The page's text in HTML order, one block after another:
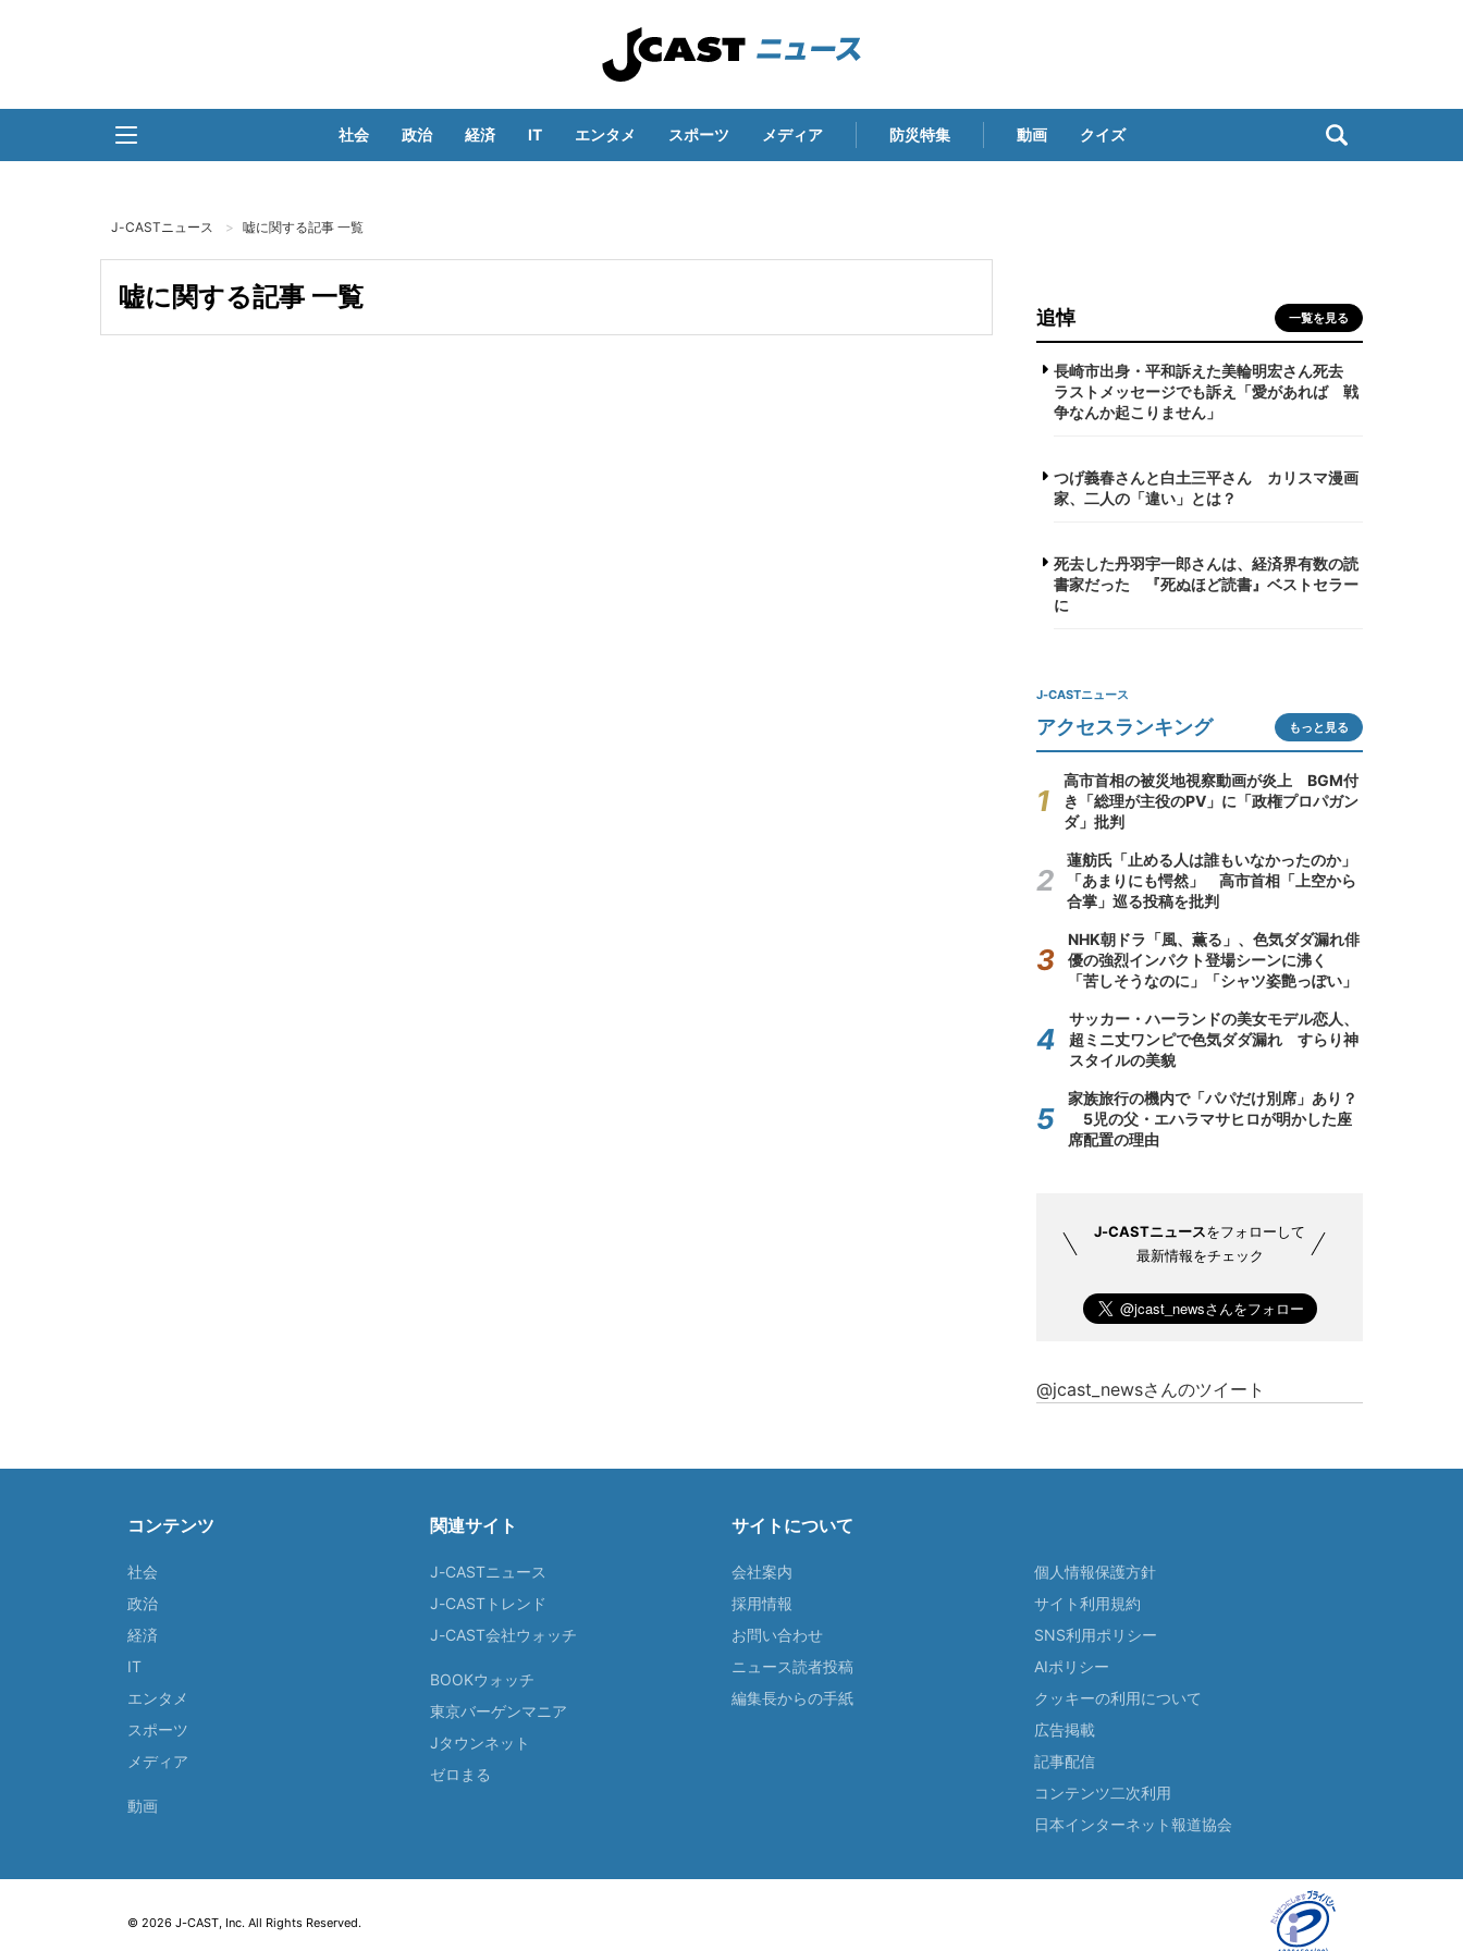
社会 政治 経済 IT エンタメ スポーツ メディア 防災特集 動画 クイズ
J-CASTニュース 嘘に関する記事 一覧
嘘に関する記事 一覧
追悼 一覧を見る
長崎市出身・平和訴えた美輪明宏さん死去
ラストメッセージでも訴え「愛があれば 戦
争なんか起こりません」
つげ義春さんと白土三平さん カリスマ漫画
家、二人の「違い」とは？
死去した丹羽宇一郎さんは、経済界有数の読
書家だった 『死ぬほど読書』ベストセラー
に
J-CASTニュース
アクセスランキング もっと見る
高市首相の被災地視察動画が炎上 BGM付
き「総理が主役のPV」に「政権プロパガン
ダ」批判
蓮舫氏「止める人は誰もいなかったのか」
「あまりにも愕然」 高市首相「上空から
合掌」巡る投稿を批判
NHK朝ドラ「風、薫る」、色気ダダ漏れ俳
優の強烈インパクト登場シーンに沸く
「苦しそうなのに」「シャツ姿艶っぽい」
サッカー・ハーランドの美女モデル恋人、
超ミニ丈ワンピで色気ダダ漏れ すらり神
スタイルの美貌
家族旅行の機内で「パパだけ別席」あり？
5児の父・エハラマサヒロが明かした座
席配置の理由
J-CASTニュースをフォローして
最新情報をチェック
@jcast_newsさんのツイート
コンテンツ
社会
政治
経済
IT
エンタメ
スポーツ
メディア
動画
関連サイト
J-CASTニュース
J-CASTトレンド
J-CAST会社ウォッチ
BOOKウォッチ
東京バーゲンマニア
Jタウンネット
ゼロまる
サイトについて
会社案内
採用情報
お問い合わせ
ニュース読者投稿
編集長からの手紙
個人情報保護方針
サイト利用規約
SNS利用ポリシー
AIポリシー
クッキーの利用について
広告掲載
記事配信
コンテンツ二次利用
日本インターネット報道協会
© 2026 J-CAST, Inc. All Rights Reserved.